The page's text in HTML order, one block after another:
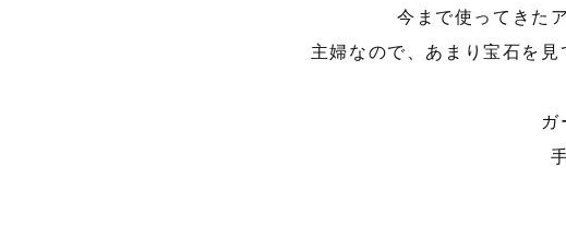
今まで使ってきた
主婦なので、あまり宝石を
ガ